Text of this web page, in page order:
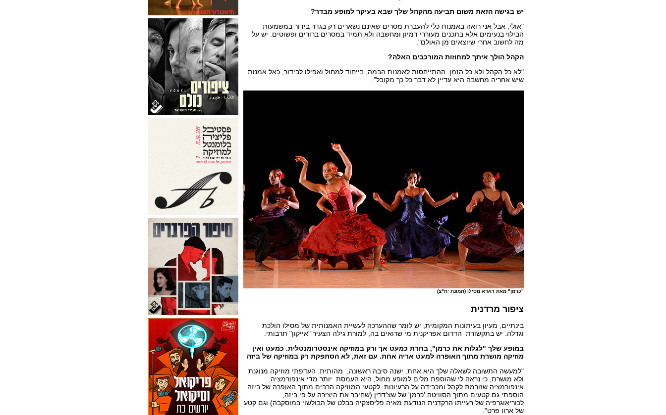
יש בגישה הזאת משום תביעה מהקהל שלך שבא בעיקר למופע מבדר?
"אולי, אבל אני רואה באמנות כלי להעברת מסרים שאינם נשארים רק בגדר בידור במשמעות
הבילוי בנעימים אלא בתכנים מעוררי דמיון ומחשבה ולא תמיד במסרים ברורים ופשוטים. יש על
מה לחשוב אחרי שיוצאים מן האולם".
הקהל הולך איתך למחוזות המורכבים האלה?
"לא כל הקהל ולא כל הזמן. ההתייחסות לאמנות הבמה, בייחוד למחול ואפילו לבידור, כאל אמנות
שיש אחריה מחשבה היא עדיין לא דבר כל כך מקובל".
"כרמן" מאת דאדא מסילו (תמונת יח"צ)
ציפור מרדנית
בינתיים, מעיון בעיתונות המקומית, יש לומר שההערכה לעשיית האמנותית של מסילו הולכת
וגדלה. יש בתקשורת הדרום אפריקנית מי שרואים בה, למורת גילה הצעיר "אייקון" תרבותי.
במופע שלך "לגלות את כרמן", בחרת כמעט אך ורק במוזיקה אינסטרומנטלית. כמעט ואין
מוזיקה מושרת מתוך האופרה למעט אריה אחת. עם זאת, לא הסתפקת רק במוזיקה של ביזה
"למעשה התשובה לשאלה שלך היא אחת. ישנה סיבה ראשונה, מהותית. העדפתי מוזיקה מנוגנת
ולא מושרת, כי נראה לי שהוספת מלים למופע מחול, היא העמסת יותר מדי אינפורמציה.
אינפורמציה שזורמת לקהל ומכבידה על הרעיונות. לקטעי המוזיקה הרבים מתוך האופרה של ביזה
הוספתי גם קטעים מתוך הסוויטה 'כרמן' של שצ'דרין (שחיבר את היצירה על פי ביזה,
לכוריאוגרפיה של רעייתו הרקדנית הנודעת מאיה פליסצקיה בבלט של הבולשוי במוסקבה) וגם קטע
של ארוו פרט".